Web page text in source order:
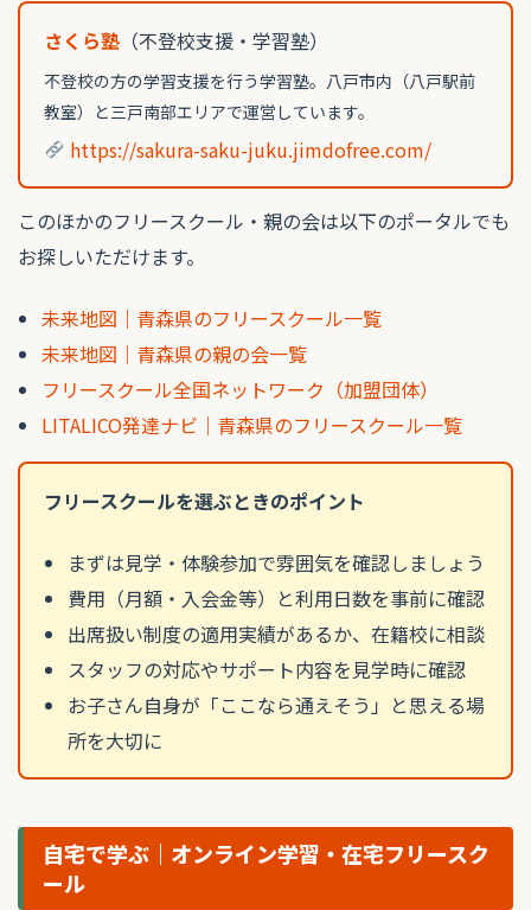
さくら塾 （不登校支援・学習塾）
不登校の方の学習支援を行う学習塾。八戸市内（八戸駅前
教室）と三戸南部エリアで運営しています。
https://sakura-saku-juku.jimdofree.com/
このほかのフリースクール・親の会は以下のポータルでも
お探しいただけます。
未来地図｜青森県のフリースクール一覧
未来地図｜青森県の親の会一覧
フリースクール全国ネットワーク（加盟団体）
LITALICO発達ナビ｜青森県のフリースクール一覧
フリースクールを選ぶときのポイント
まずは見学・体験参加で雰囲気を確認しましょう
費用（月額・入会金等）と利用日数を事前に確認
出席扱い制度の適用実績があるか、在籍校に相談
スタッフの対応やサポート内容を見学時に確認
お子さん自身が「ここなら通えそう」と思える場
所を大切に
自宅で学ぶ｜オンライン学習・在宅フリースク
ール